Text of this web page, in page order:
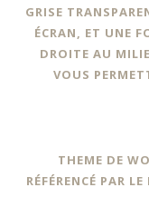
GRISE
ÉCRAN, ET UNE
DROITE AU
VOUS
THEME DE
RÉFÉRENCÉ PAR